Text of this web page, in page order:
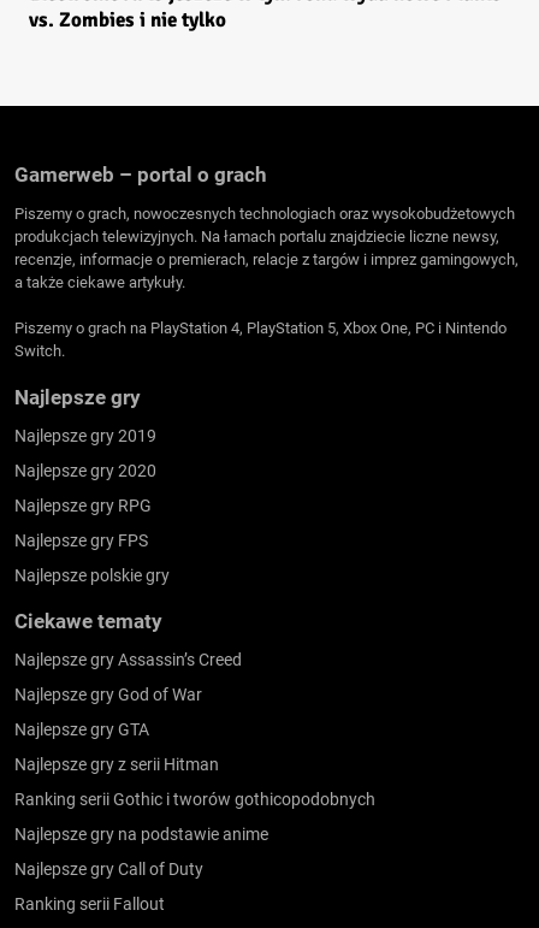
vs. Zombies i nie tylko
Gamerweb – portal o grach
Piszemy o grach, nowoczesnych technologiach oraz wysokobudżetowych
produkcjach telewizyjnych. Na łamach portalu znajdziecie liczne newsy,
recenzje, informacje o premierach, relacje z targów i imprez gamingowych,
a także ciekawe artykuły.
Piszemy o grach na PlayStation 4, PlayStation 5, Xbox One, PC i Nintendo
Switch.
Najlepsze gry
Najlepsze gry 2019
Najlepsze gry 2020
Najlepsze gry RPG
Najlepsze gry FPS
Najlepsze polskie gry
Ciekawe tematy
Najlepsze gry Assassin’s Creed
Najlepsze gry God of War
Najlepsze gry GTA
Najlepsze gry z serii Hitman
Ranking serii Gothic i tworów gothicopodobnych
Najlepsze gry na podstawie anime
Najlepsze gry Call of Duty
Ranking serii Fallout